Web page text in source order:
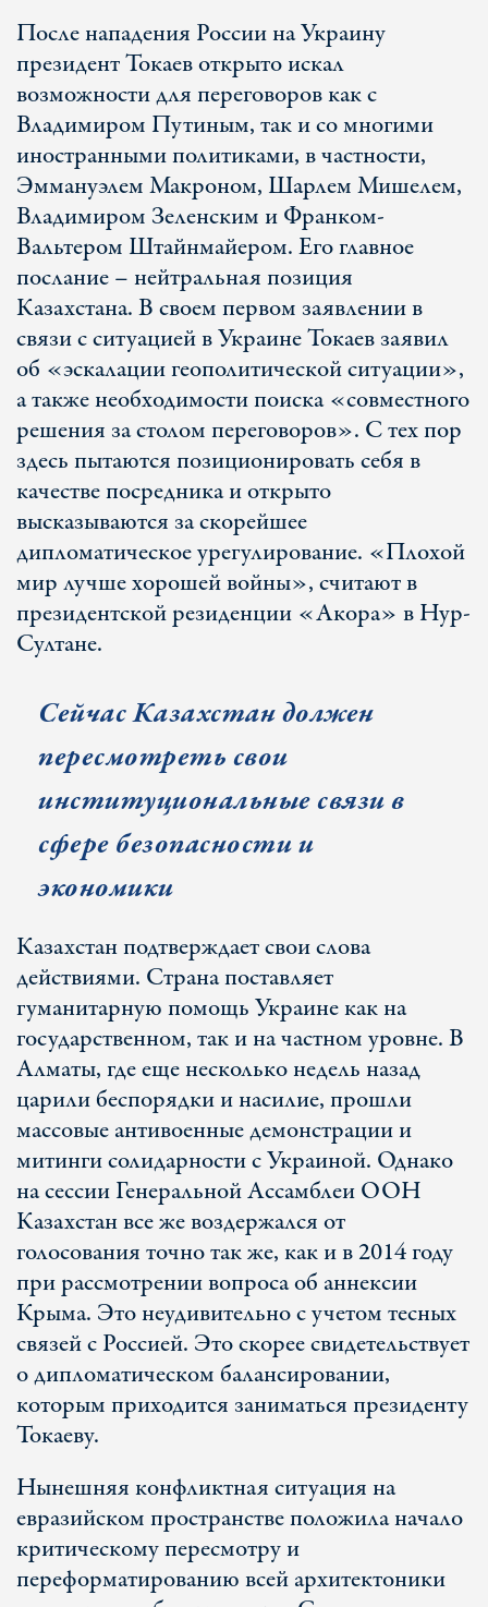
После нападения России на Украину
президент Токаев открыто искал
возможности для переговоров как с
Владимиром Путиным, так и со многими
иностранными политиками, в частности,
Эммануэлем Макроном, Шарлем Мишелем,
Владимиром Зеленским и Франком-
Вальтером Штайнмайером. Его главное
послание – нейтральная позиция
Казахстана. В своем первом заявлении в
связи с ситуацией в Украине Токаев заявил
об «эскалации геополитической ситуации»,
а также необходимости поиска «совместного
решения за столом переговоров». С тех пор
здесь пытаются позиционировать себя в
качестве посредника и открыто
высказываются за скорейшее
дипломатическое урегулирование. «Плохой
мир лучше хорошей войны», считают в
президентской резиденции «Акора» в Нур-
Султане.
Сейчас Казахстан должен
пересмотреть свои
институциональные связи в
сфере безопасности и
экономики
Казахстан подтверждает свои слова
действиями. Страна поставляет
гуманитарную помощь Украине как на
государственном, так и на частном уровне. В
Алматы, где еще несколько недель назад
царили беспорядки и насилие, прошли
массовые антивоенные демонстрации и
митинги солидарности с Украиной. Однако
на сессии Генеральной Ассамблеи ООН
Казахстан все же воздержался от
голосования точно так же, как и в 2014 году
при рассмотрении вопроса об аннексии
Крыма. Это неудивительно с учетом тесных
связей с Россией. Это скорее свидетельствует
о дипломатическом балансировании,
которым приходится заниматься президенту
Токаеву.
Нынешняя конфликтная ситуация на
евразийском пространстве положила начало
критическому пересмотру и
переформатированию всей архитектоники